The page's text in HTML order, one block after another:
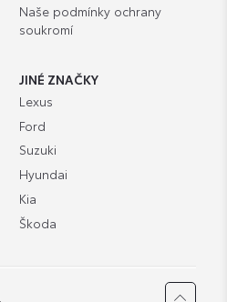
Naše podmínky ochrany
soukromí
JINÉ ZNAČKY
Lexus
Ford
Suzuki
Hyundai
Kia
Škoda